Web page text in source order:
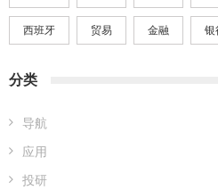
西班牙 贸易 金融 银
分类
导航
应用
投研